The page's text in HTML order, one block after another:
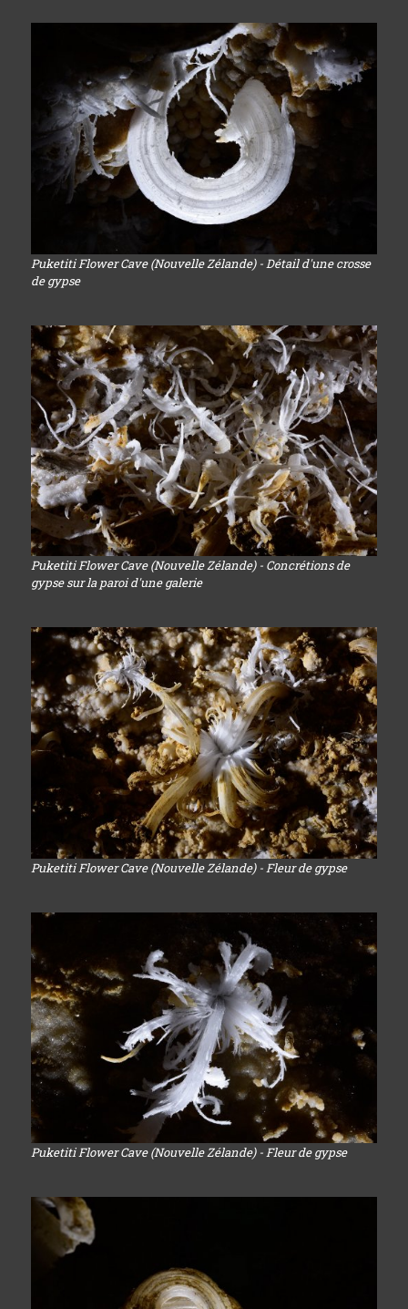
Puketiti Flower Cave (Nouvelle Zélande) - Détail d'une crosse
de gypse
Puketiti Flower Cave (Nouvelle Zélande) - Concrétions de
gypse sur la paroi d'une galerie
Puketiti Flower Cave (Nouvelle Zélande) - Fleur de gypse
Puketiti Flower Cave (Nouvelle Zélande) - Fleur de gypse